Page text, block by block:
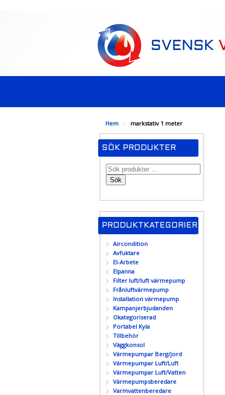
Hem / markstativ 1 meter
SÖK PRODUKTER
Sök
PRODUKTKATEGORIER
Aircondition
Avfuktare
El-Arbete
Elpanna
Filter luft/luft värmepump
Frånluftvärmepump
Installation värmepump
Kampanjerbjudanden
Okategoriserad
Portabel Kyla
Tillbehör
Väggkonsol
Värmepumpar Berg/jord
Värmepumpar Luft/Luft
Värmepumpar Luft/Vatten
Värmepumpsberedare
Varmvattenberedare